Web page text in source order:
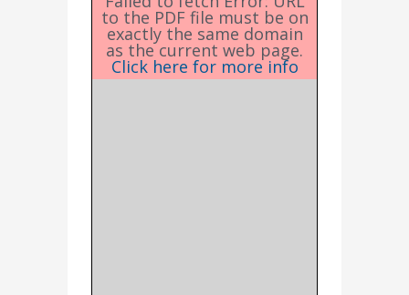
to the PDF file must be on
exactly the same domain
as the current web page.
Click here for more info